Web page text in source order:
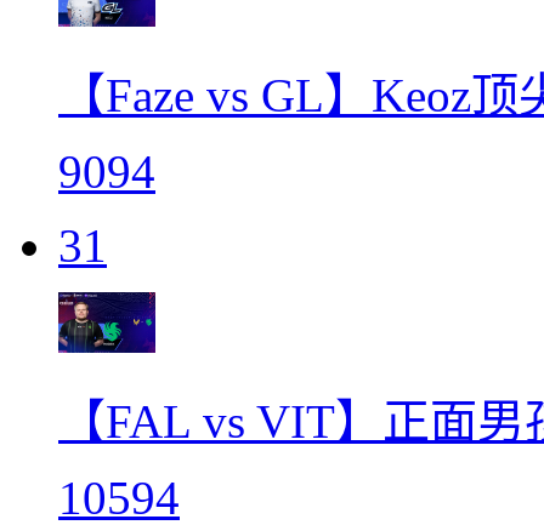
【Faze vs GL】Keoz
9094
31
【FAL vs VIT】正面
10594